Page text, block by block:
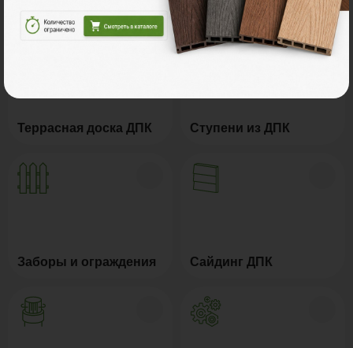
Террасная доска ДПК Ступени из ДПК
Заборы и ограждения Сайдинг ДПК